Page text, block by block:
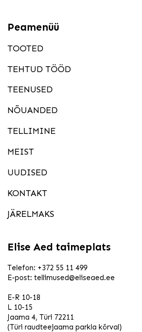
Peamenüü
TOOTED
TEHTUD TÖÖD
TEENUSED
NÕUANDED
TELLIMINE
MEIST
UUDISED
KONTAKT
JÄRELMAKS
Elise Aed taimeplats
Telefon: +372 55 11 499
E-post: tellimused@eliseaed.ee
E-R 10-18
L 10-15
Jaama 4, Türi 72211
(Türi raudteejaama parkla kõrval)